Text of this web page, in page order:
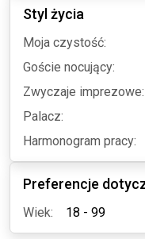
Styl życia
Moja czystość:
Goście nocujący:
Zwyczaje imprezowe:
Palacz:
Harmonogram pracy:
Preferencje
Wiek: 18 - 99